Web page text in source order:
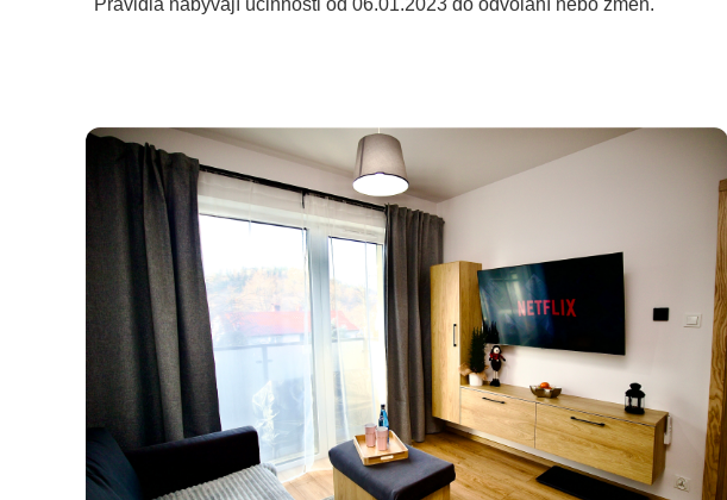
Pravidla nabývají účinnosti od 06.01.2023 do odvolání nebo změn.